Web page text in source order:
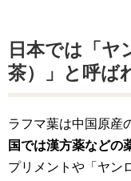
日本では「ヤ
茶）」と呼ば
ラフマ葉は中国原産
国では漢方薬などの
プリメントや「ヤン